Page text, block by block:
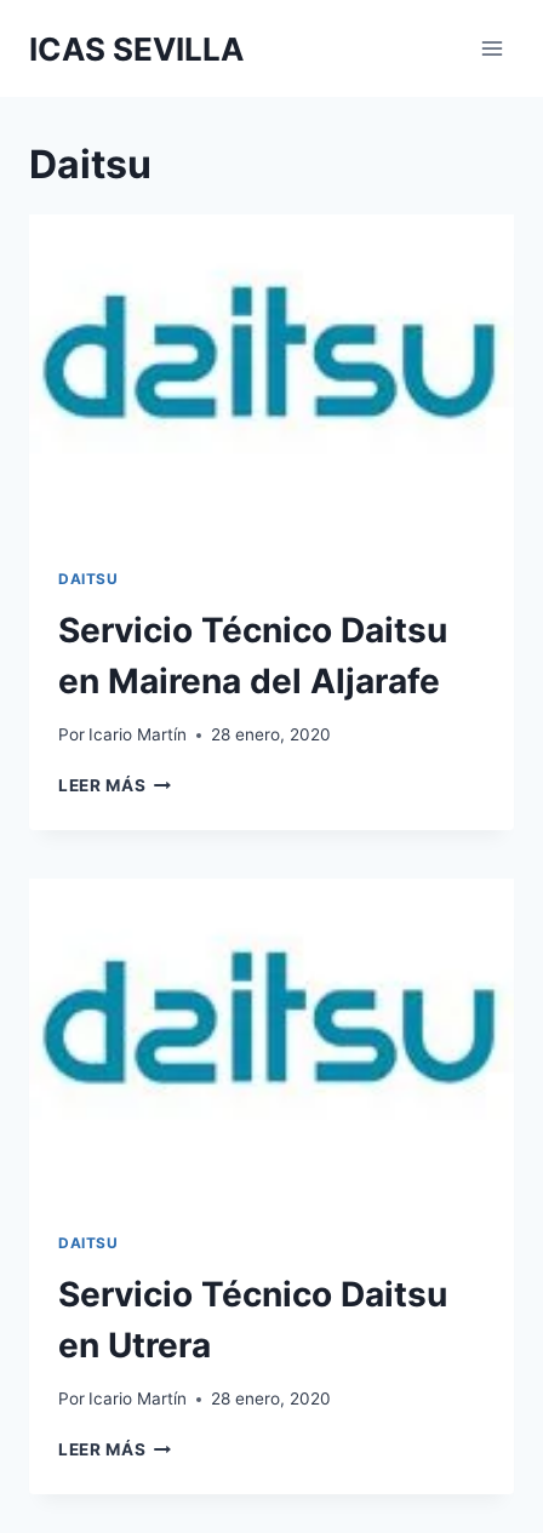
ICAS SEVILLA
Daitsu
DAITSU
Servicio Técnico Daitsu
en Mairena del Aljarafe
Por Icario Martín 28 enero, 2020
LEER MÁS SERVICIO
DAITSU
Servicio Técnico Daitsu
en Utrera
Por Icario Martín 28 enero, 2020
LEER MÁS SERVICIO